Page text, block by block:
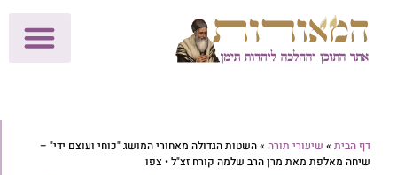
דף הבית » שיעורי תורה »השטות הגדולה מאחורי המושג "כוחי ועוצם ידי" –
שיחה מאלפת מאת מרן הרב שלמה קורח זצ"ל • צפו